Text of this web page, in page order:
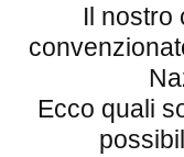
Il nostro
Ecco quali